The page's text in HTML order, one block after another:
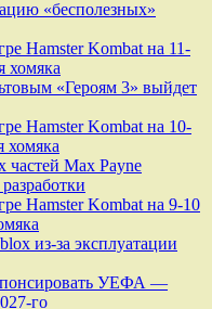
«бесполезных»
Hamster Kombat на 11-
хомяка
«Героям 3» выйдет
Hamster Kombat на 10-
хомяка
частей Max Payne
Hamster Kombat на 9-10
из-за эксплуатации
УЕФА —
го